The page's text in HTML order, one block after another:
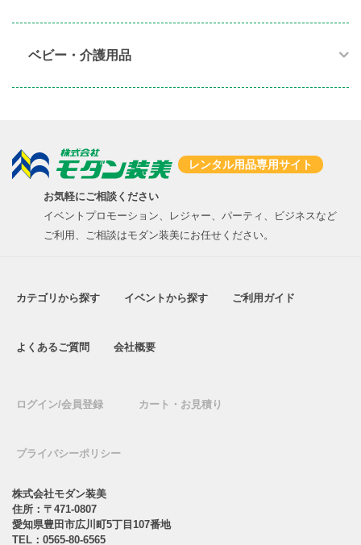
ベビー・介護用品​
レンタル用品専用サイト
お気軽にご相談ください
イベントプロモーション、レジャー、パーティ、ビジネスなど
ご利用、ご相談はモダン装美にお任せください。
カテゴリから探す イベントから探す ご利用ガイド
よくあるご質問 会社概要
ログイン/会員登録 カート・お見積り
プライバシーポリシー
株式会社モダン装美
住所：〒471-0807
愛知県豊田市広川町5丁目107番地
TEL： 0565-80-6565